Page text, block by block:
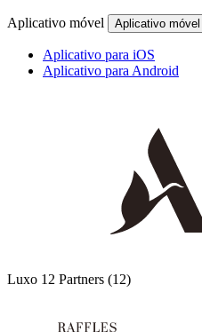
Aplicativo móvel Aplicativo móvel
Aplicativo para iOS
Aplicativo para Android
Luxo 12 Partners (12)